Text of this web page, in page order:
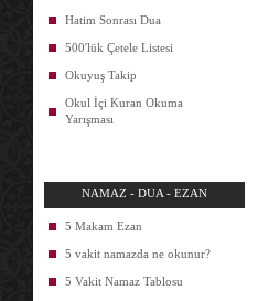
Hatim Sonrası Dua
500'lük Çetele Listesi
Okuyuş Takip
Okul İçi Kuran Okuma
Yarışması
NAMAZ - DUA - EZAN
5 Makam Ezan
5 vakit namazda ne okunur?
5 Vakit Namaz Tablosu